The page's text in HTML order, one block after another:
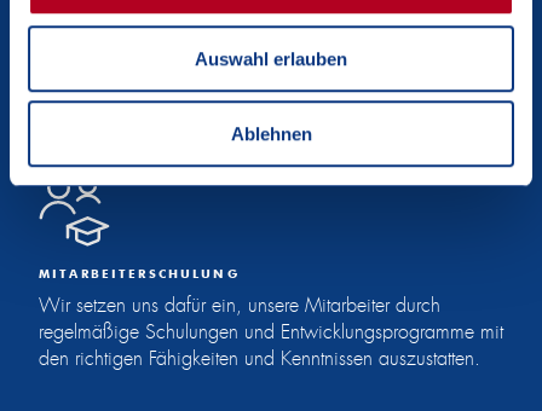
Auswahl erlauben
Ablehnen
Wir verpflichten uns zu einer Kultur der Innovation und
kontinuierlichen Verbesserung, indem wir die neuesten
wissenschaftlichen Erkenntnisse und technologischen
MITARBEITERSCHULUNG
Wir setzen uns dafür ein, unsere Mitarbeiter durch
regelmäßige Schulungen und Entwicklungsprogramme mit
den richtigen Fähigkeiten und Kenntnissen auszustatten.